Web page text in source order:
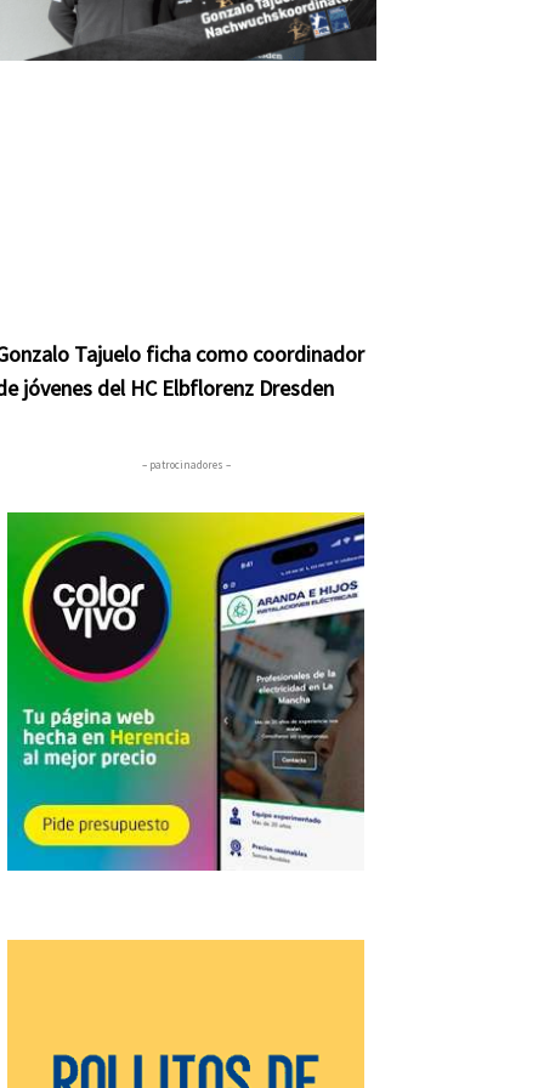
Tajuelo ficha como coordinador
jóvenes del HC Elbflorenz Dresden
– patrocinadores –